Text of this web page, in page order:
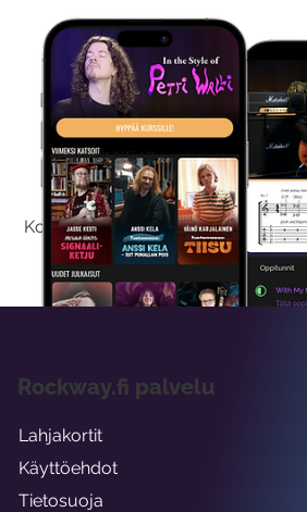
Kokeile
Kokeilemalla ilmaiseksi saat koko
viikon ajaksi.
Rockway.fi palvelu
Lahjakortit
Käyttöehdot
Tietosuoja